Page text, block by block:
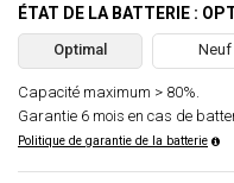
ÉTAT DE LA BATTERIE :
Optimal Neuf
Capacité maximum > 80%.
Garantie 6 mois en cas de
Politique de garantie de la batterie